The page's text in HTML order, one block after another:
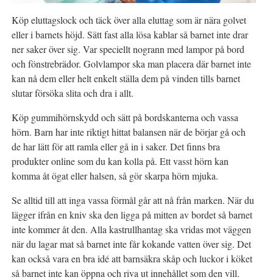
Köp eluttagslock och täck över alla eluttag som är nära golvet
eller i barnets höjd. Sätt fast alla lösa kablar så barnet inte drar
ner saker över sig. Var speciellt nogrann med lampor på bord
och fönstrebrädor. Golvlampor ska man placera där barnet inte
kan nå dem eller helt enkelt ställa dem på vinden tills barnet
slutar försöka slita och dra i allt.
Köp gummihörnskydd och sätt på bordskanterna och vassa
hörn. Barn har inte riktigt hittat balansen när de börjar gå och
de har lätt för att ramla eller gå in i saker. Det finns bra
produkter online som du kan kolla på. Ett vasst hörn kan
komma åt ögat eller halsen, så gör skarpa hörn mjuka.
Se alltid till att inga vassa förmål går att nå från marken. När du
lägger ifrån en kniv ska den ligga på mitten av bordet så barnet
inte kommer åt den. Alla kastrullhantag ska vridas mot väggen
när du lagar mat så barnet inte får kokande vatten över sig. Det
kan också vara en bra idé att barnsäkra skåp och luckor i köket
så barnet inte kan öppna och riva ut innehållet som den vill.